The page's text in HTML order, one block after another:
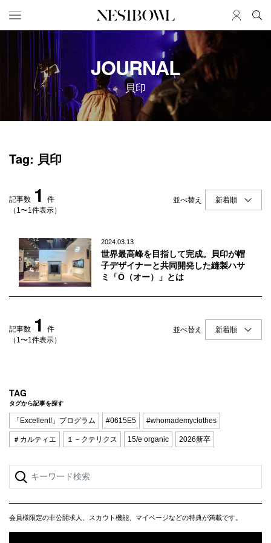
HOME
求人検索
新着求人
ブランド一覧
インタビュー
ニュース＆イベント
データ
SERVICE
初めての方へ
Q&A
企業担当の方へ
ログイン
会員登録
JOURNAL
貝印
Tag: 貝印
記事数 1
件
（1〜1件表示）
並べ替え
2024.03.13
世界最高峰を目指して完成。貝印が帽
子デザイナーと共同開発した縫製ハサ
ミ「Ō（オー）」とは
記事数 1
件
（1〜1件表示）
並べ替え
TAG
タグから記事を探す
「Excellent!」プログラム #0615E5 #whomademyclothes
＃カルティエ １－クテリクス 15/e organic 2026新卒
会員様限定の非公開求人、スカウト機能、マイページなどの特典が満載です。